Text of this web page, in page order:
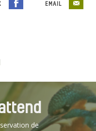
EMAIL
de